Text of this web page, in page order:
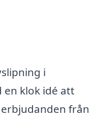
i
en klok idé att
från